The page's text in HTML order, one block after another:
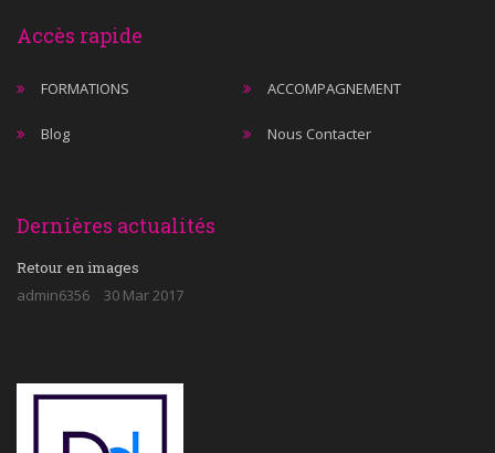
Accès rapide
FORMATIONS ACCOMPAGNEMENT
Blog Nous Contacter
Dernières actualités
Retour en images
admin6356
30 Mar 2017